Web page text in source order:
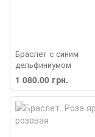
Браслет с синим
дельфиниумом
1 080.00 грн.